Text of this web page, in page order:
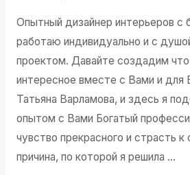
Опытный дизайнер интерьеров с
работаю индивидуально и с
проектом. Давайте создадим
интересное вместе с Вами и для
Татьяна Варламова, и здесь я
опытом с Вами Богатый
чувство прекрасного и страсть
причина, по которой я решила …